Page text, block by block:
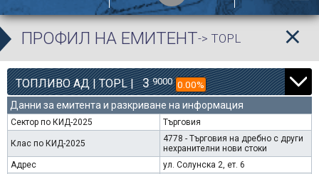
ПРОФИЛ НА ЕМИТЕНТ-> TOPL
ТОПЛИВО АД | TOPL | 3 9000 0.00%
Данни за емитента и разкриване на информация
Сектор по КИД-2025 Търговия
Клас по КИД-2025
4778 - Търговия на дребно с други
нехранителни нови стоки
Адрес
ул. Солунска 2, ет. 6